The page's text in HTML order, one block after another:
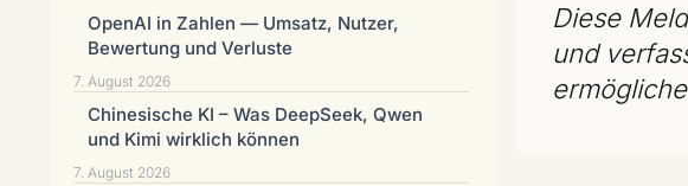
Diese
und
OpenAI in Zahlen — Umsatz, Nutzer,
Bewertung und Verluste
7. August 2026
Chinesische KI – Was DeepSeek, Qwen
und Kimi wirklich können
7. August 2026